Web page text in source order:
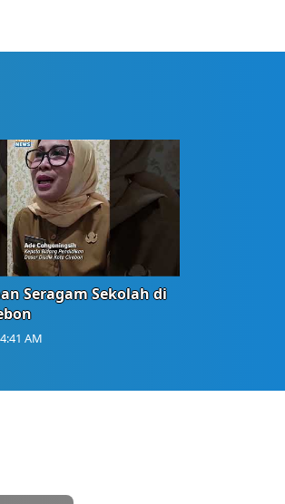
Seragam Sekolah di
AM